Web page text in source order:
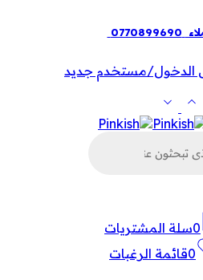
0770899690
الدخول/مستخدم جديد
0سلة المشتريات
0قائمة الرغبات